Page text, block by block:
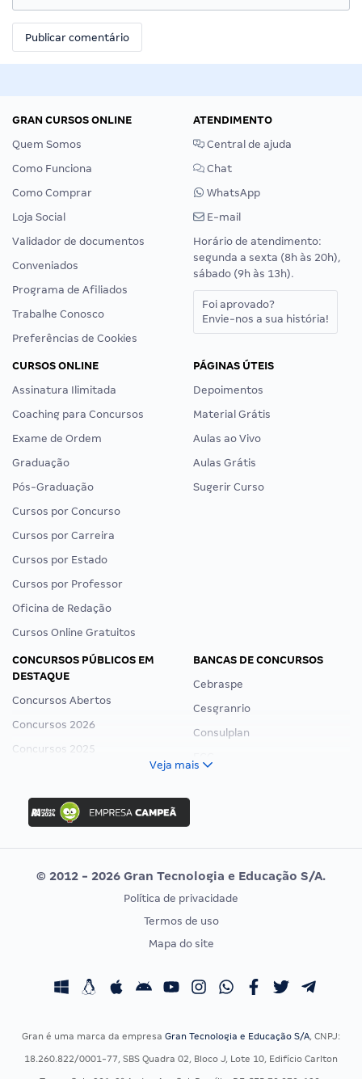
GRAN CURSOS ONLINE
Quem Somos
Como Funciona
Como Comprar
Loja Social
Validador de documentos
Conveniados
Programa de Afiliados
Trabalhe Conosco
Preferências de Cookies
ATENDIMENTO
Central de ajuda
Chat
WhatsApp
E-mail
Horário de atendimento:
segunda a sexta (8h às 20h),
sábado (9h às 13h).
Foi aprovado?
Envie-nos a sua história!
CURSOS ONLINE
Assinatura Ilimitada
Coaching para Concursos
Exame de Ordem
Graduação
Pós-Graduação
Cursos por Concurso
Cursos por Carreira
Cursos por Estado
Cursos por Professor
Oficina de Redação
Cursos Online Gratuitos
PÁGINAS ÚTEIS
Depoimentos
Material Grátis
Aulas ao Vivo
Aulas Grátis
Sugerir Curso
CONCURSOS PÚBLICOS EM
DESTAQUE
Concursos Abertos
Concursos 2026
Concursos 2025
Concurso Ibama
Concurso MPU
Editais publicados
BANCAS DE CONCURSOS
Cebraspe
Cesgranrio
Consulplan
Vunesp
CONCURSOS POR PROFISSÃO
Concursos Fiscais
EXAME DE ORDEM
Calendário OAB
Veja mais
© 2012 - 2026 Gran Tecnologia e Educação S/A.
Política de privacidade
Termos de uso
Mapa do site
Gran é uma marca da empresa Gran Tecnologia e Educação S/A, CNPJ:
18.260.822/0001-77, SBS Quadra 02, Bloco J, Lote 10, Edifício Carlton